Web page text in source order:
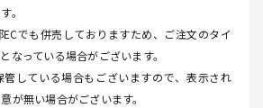
。
でも併売しておりますため、ご注文のタイ
なっている場合がございます。
している場合もございますので、表示され
が無い場合がございます。